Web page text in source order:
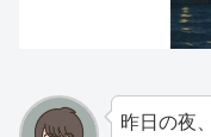
昨日の夜